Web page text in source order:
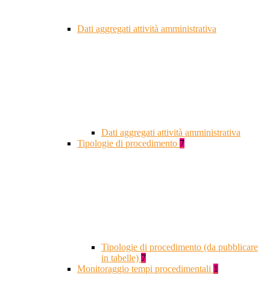
Dati aggregati attività amministrativa
Dati aggregati attività amministrativa
Tipologie di procedimento 7
Tipologie di procedimento (da pubblicare
in tabelle) 7
Monitoraggio tempi procedimentali 1